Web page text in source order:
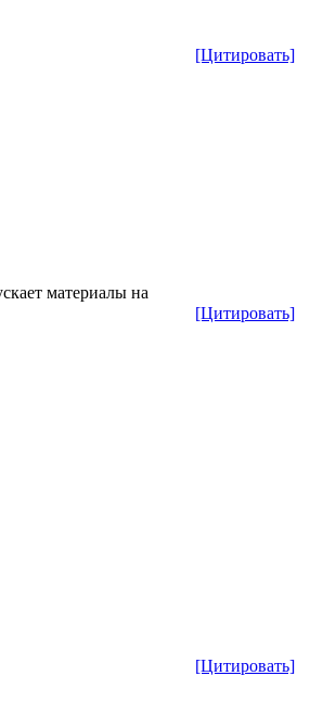
[Цитировать]
[Цитировать]
материалы на
[Цитировать]